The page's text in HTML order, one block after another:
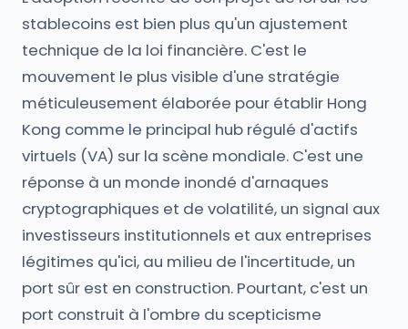
stablecoins est bien plus qu'un ajustement
technique de la loi financière. C'est le
mouvement le plus visible d'une stratégie
méticuleusement élaborée pour établir Hong
Kong comme le principal hub régulé d'actifs
virtuels (VA) sur la scène mondiale. C'est une
réponse à un monde inondé d'arnaques
cryptographiques et de volatilité, un signal aux
investisseurs institutionnels et aux entreprises
légitimes qu'ici, au milieu de l'incertitude, un
port sûr est en construction. Pourtant, c'est un
port construit à l'ombre du scepticisme